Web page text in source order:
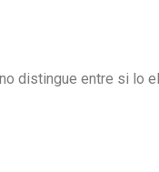
distingue entre si lo